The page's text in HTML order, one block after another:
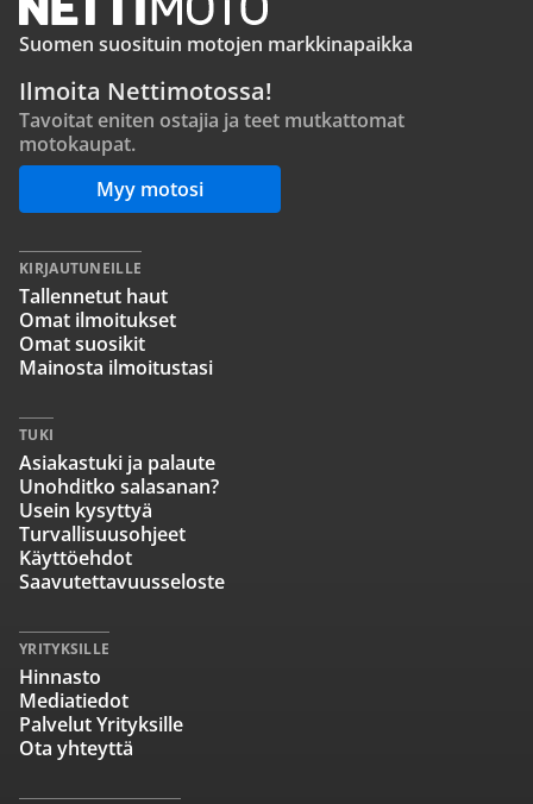
Suomen suosituin motojen markkinapaikka
Ilmoita Nettimotossa!
Tavoitat eniten ostajia ja teet mutkattomat
motokaupat.
Myy motosi
KIRJAUTUNEILLE
Tallennetut haut
Omat ilmoitukset
Omat suosikit
Mainosta ilmoitustasi
TUKI
Asiakastuki ja palaute
Unohditko salasanan?
Usein kysyttyä
Turvallisuusohjeet
Käyttöehdot
Saavutettavuusseloste
YRITYKSILLE
Hinnasto
Mediatiedot
Palvelut Yrityksille
Ota yhteyttä